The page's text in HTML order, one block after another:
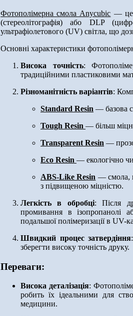
Фотополімерна смола Anycubic — це
(стереолітографія) або DLP
ультрафіолетового (UV) світла, що
Основні характеристики
Висока точність:
традиційними пластиковими
Різноманітність варіантів:
Standard Resin — базова
Tough Resin — більш
Transparent Resin —
Eco Resin — екологічно
ABS-Like Resin — смола,
з підвищеною міцністю.
Легкість в обробці: Після
промивання в ізопропанолі
подальшої полімеризації в UV-
Швидкий процес затвердіння
зберегти високу точність друку.
Переваги:
Висока деталізація:
робить їх ідеальними для
медицини.